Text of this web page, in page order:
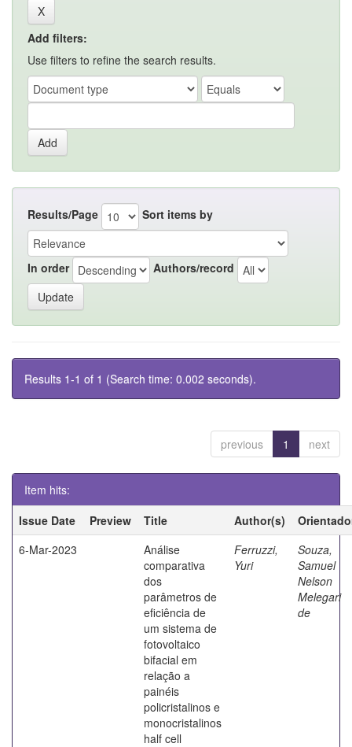
Add filters:
Use filters to refine the search results.
Results/Page Sort items by
In order Authors/record
Results 1-1 of 1 (Search time: 0.002 seconds).
previous 1 next
Item hits:
Issue Date
Preview Title Author(s)
6-Mar-2023
Análise
comparativa
dos
parâmetros de
eficiência de
um sistema de
fotovoltaico
bifacial em
relação a
painéis
policristalinos e
monocristalinos
half cell
Ferruzzi,
Yuri
Souza,
Samuel
Nelson
Melegari
de